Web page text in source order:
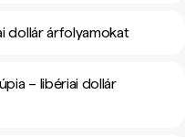
dollár árfolyamokat
– libériai dollár